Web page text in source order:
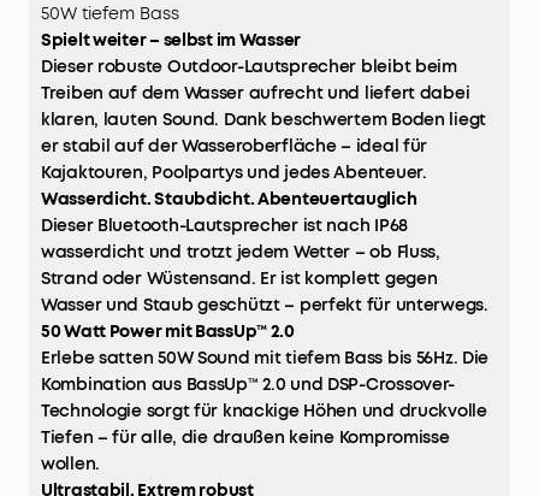
50W tiefem Bass
Spielt weiter – selbst im Wasser
Dieser robuste Outdoor-Lautsprecher bleibt beim
Treiben auf dem Wasser aufrecht und liefert dabei
klaren, lauten Sound. Dank beschwertem Boden liegt
er stabil auf der Wasseroberfläche – ideal für
Kajaktouren, Poolpartys und jedes Abenteuer.
Wasserdicht. Staubdicht. Abenteuertauglich
Dieser Bluetooth-Lautsprecher ist nach IP68
wasserdicht und trotzt jedem Wetter – ob Fluss,
Strand oder Wüstensand. Er ist komplett gegen
Wasser und Staub geschützt – perfekt für unterwegs.
50 Watt Power mit BassUp™ 2.0
Erlebe satten 50W Sound mit tiefem Bass bis 56Hz. Die
Kombination aus BassUp™ 2.0 und DSP-Crossover-
Technologie sorgt für knackige Höhen und druckvolle
Tiefen – für alle, die draußen keine Kompromisse
wollen.
Ultrastabil. Extrem robust